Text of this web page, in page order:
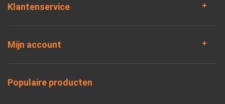
Klantenservice
Mijn account
Populaire producten